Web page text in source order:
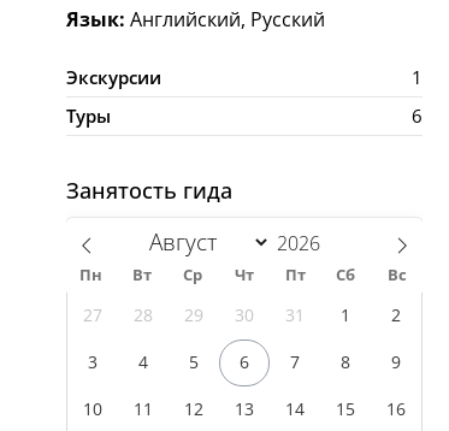
Язык: Английский, Русский
Экскурсии
1
Туры
6
Занятость гида
Пн Вт Ср Чт Пт Сб Вс
27 28 29 30 31 1 2
3 4 5 6 7 8 9
10 11 12 13 14 15 16